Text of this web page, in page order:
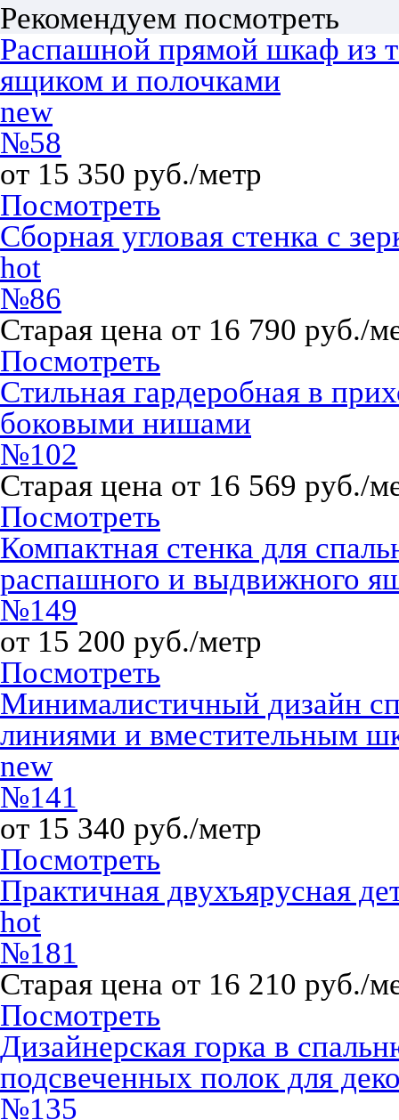
Рекомендуем посмотреть
Распашной прямой шкаф из
ящиком и полочками
new
№58
от 15 350 руб./метр
Посмотреть
Сборная угловая стенка с
hot
№86
Старая цена от 16 790 руб./
Посмотреть
Стильная гардеробная в
боковыми нишами
№102
Старая цена от 16 569 руб./
Посмотреть
Компактная стенка для
распашного и выдвижного
№149
от 15 200 руб./метр
Посмотреть
Минималистичный дизайн
линиями и вместительным
new
№141
от 15 340 руб./метр
Посмотреть
Практичная двухъярусная
hot
№181
Старая цена от 16 210 руб./
Посмотреть
Дизайнерская горка в
подсвеченных полок для
№135